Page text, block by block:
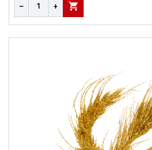
− + В КОРЗИНУ